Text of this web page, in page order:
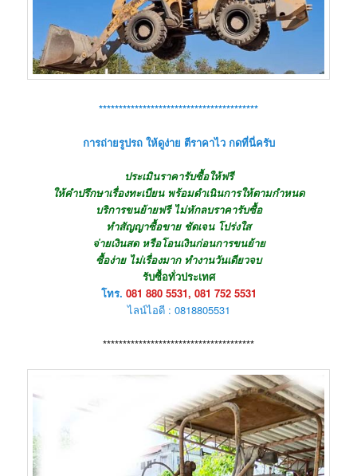
****************************************
การถ่ายรูปรถ ให้ดูง่าย ตีราคาไว กดที่นี่ครับ
ประเมินราคารับซื้อให้ฟรี
ให้คำปรึกษาเรื่องทะเบียน พร้อมดำเนินการให้ตามกำหนด
บริการขนย้ายฟรี ไม่หักลบราคารับซื้อ
ทำสัญญาซื้อขาย ชัดเจน โปร่งใส
จ่ายเงินสด หรือโอนเงินก่อนการขนย้าย
ซื้อง่าย ไม่เรื่องมาก ทำงานวันเดียวจบ
รับซื้อทั่วประเทศ
โทร. 081 880 5531, 081 752 5531
ไลน์ไอดี : 0818805531
**************************************